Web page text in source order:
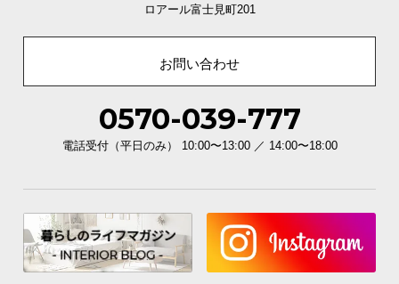
もなく、手軽に布団のお手入れを行えます。
ロアール富士見町201
お問い合わせ
0570-039-777
電話受付（平日のみ） 10:00〜13:00 ／ 14:00〜18:00